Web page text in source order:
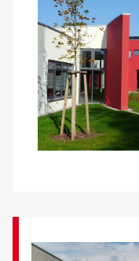
Über uns
Veranstaltungen
Spenden
Mitmachen